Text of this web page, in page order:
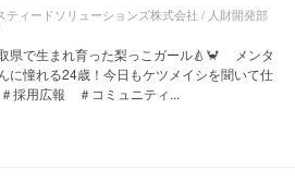
ティードソリューションズ株式会社 / 人財開発部
県で生まれ育った梨っこガール🍐🦀 メンタ
に憧れる24歳！今日もケツメイシを聞いて仕
採用広報 ＃コミュニティ...